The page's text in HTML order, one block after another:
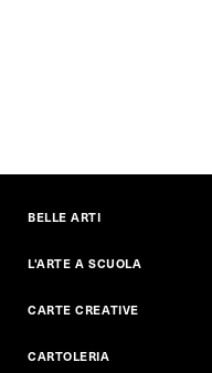
BELLE ARTI
L'ARTE A SCUOLA
CARTE CREATIVE
CARTOLERIA